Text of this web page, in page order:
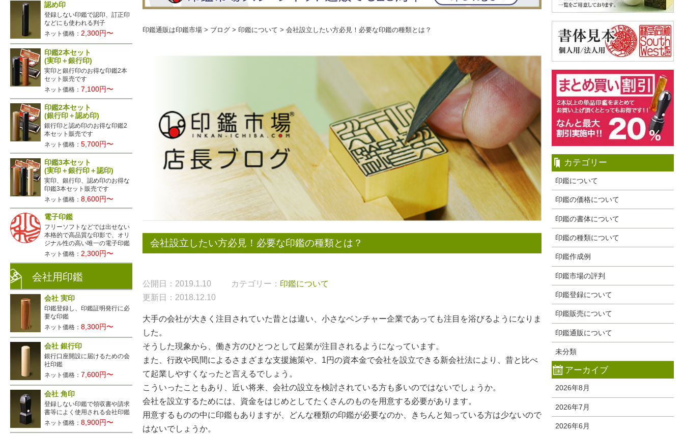
カテゴリー
印鑑について
印鑑の価格について
印鑑の書体について
印鑑の種類について
印鑑作成例
印鑑市場の評判
印鑑登録について
印鑑販売について
印鑑通販について
未分類
アーカイブ
2026年8月
2026年7月
2026年6月
印鑑通販は印鑑市場 > ブログ > 印鑑について > 会社設立したい方必見！必要な印鑑の種類とは？
会社設立したい方必見！必要な印鑑の種類とは？
公開日：2019.1.10 カテゴリー： 印鑑について
更新日：2018.12.10
大手の会社が大きく注目されていた昔とは違い、小さなベンチャー企業であっても注目を浴びるようになりま
した。
そうした現象から、働き方のひとつとして起業が注目されるようになっています。
また、行政や民間によるさまざまな支援施策や、1円の資本金で会社を設立できる新会社法により、昔と比べ
て起業しやすくなったと言えるでしょう。
こういったこともあり、近い将来、会社の設立を検討されている方も多いのではないでしょうか。
会社を設立するためには、資金をはじめとしてたくさんのものを用意する必要があります。
用意するものの中に印鑑もありますが、どんな種類の印鑑が必要なのか、きちんと知っている方は少ないので
はないでしょうか。
認め印
登録しない印鑑で認印、訂正印
などにも使われる判子
ネット価格：2,300円〜
印鑑2本セット
(実印＋銀行印)
実印と銀行印のお得な印鑑2本
セット販売です
ネット価格： 7,100円〜
印鑑2本セット
(銀行印＋認め印)
銀行印と認め印のお得な印鑑2
本セット販売です
ネット価格：5,700円〜
印鑑3本セット
(実印＋銀行印＋認印)
実印、銀行印、認め印のお得な
印鑑3本セット販売です
ネット価格：8,600円〜
電子印鑑
フリーソフトなどでは出せない
本格的で高品質な印影で、オリ
ジナル性の高い唯一の電子印鑑
ネット価格：2,300円〜
会社用印鑑
会社 実印
印鑑登録し、印鑑証明発行に必
要な印鑑
ネット価格：8,300円〜
会社 銀行印
銀行口座開設に届けるための会
社印鑑
ネット価格： 7,600円〜
会社 角印
登録しない印鑑で領収書や請求
書等によく使用される会社印鑑
ネット価格：8,900円〜